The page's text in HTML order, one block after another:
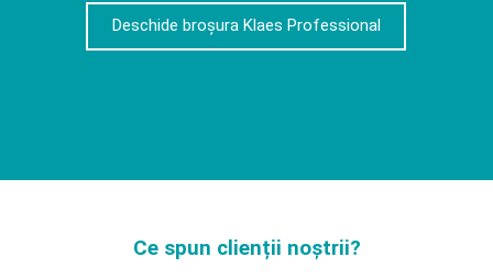
Deschide broșura Klaes Professional
Ce spun clienții noștrii?